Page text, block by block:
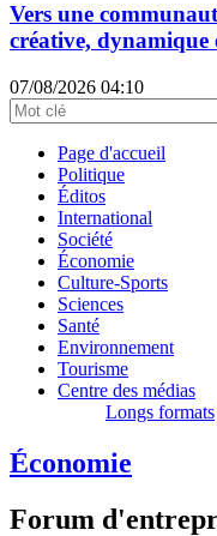
Vers une
créative, dynamique
07/08/2026 04:10
Page d'accueil
Politique
Éditos
International
Société
Économie
Culture-Sports
Sciences
Santé
Environnement
Tourisme
Centre des médias
Longs formats
Économie
Forum